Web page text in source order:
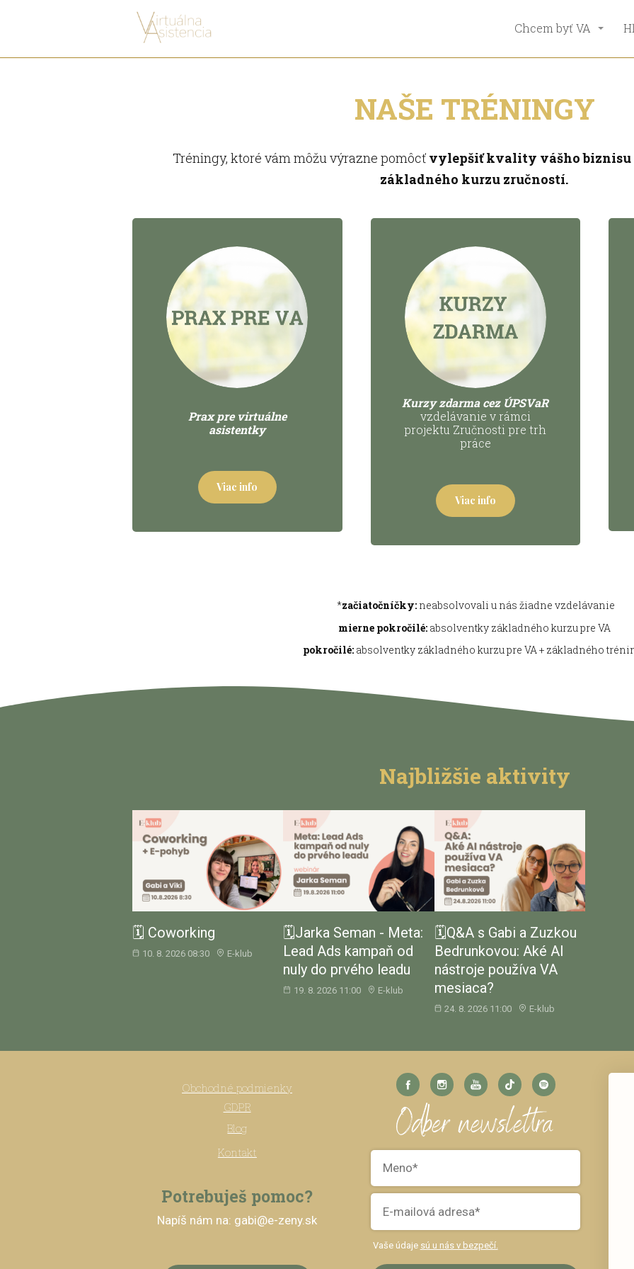
Chcem byť VA
NAŠE TRÉNINGY
Tréningy, ktoré vám môžu výrazne pomôcť vylepšiť kvality vášho biznisu
základného kurzu zručností.
Prax pre virtuálne
asistentky
Viac info
Kurzy zdarma cez ÚPSVaR
vzdelávanie v rámci
projektu Zručnosti pre trh
práce
Viac info
*začiatočníčky:neabsolvovali u nás žiadne vzdelávanie
mierne pokročilé: absolventky základného kurzu pre VA
pokročilé: absolventky základného kurzu pre VA + základného
Najbližšie aktivity
🗓️ Coworking
10. 8. 2026 08:30 E-klub
🗓️Jarka Seman - Meta:
Lead Ads kampaň od
nuly do prvého leadu
19. 8. 2026 11:00 E-klub
🗓️Q&A s Gabi a Zuzkou
Bedrunkovou: Aké AI
nástroje používa VA
mesiaca?
24. 8. 2026 11:00 E-klub
Obchodné podmienky
GDPR
Blog
Kontakt
Potrebuješ pomoc?
Napíš nám na: gabi@e-zeny.sk
Odber newslettra
Vaše údaje sú u nás v bezpečí.